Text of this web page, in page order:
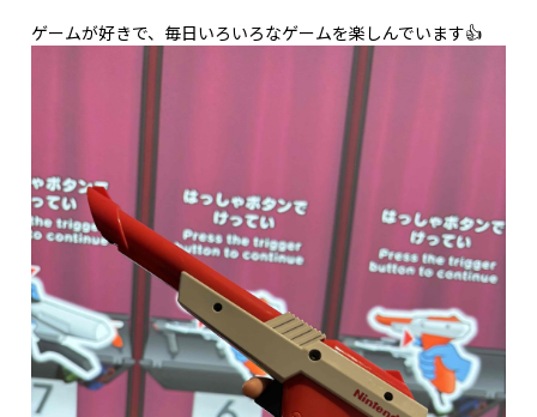
ゲームが好きで、毎日いろいろなゲームを楽しんでいます👍